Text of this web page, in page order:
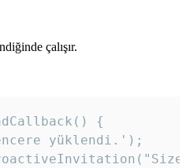
çalışır.
{
yüklendi.');